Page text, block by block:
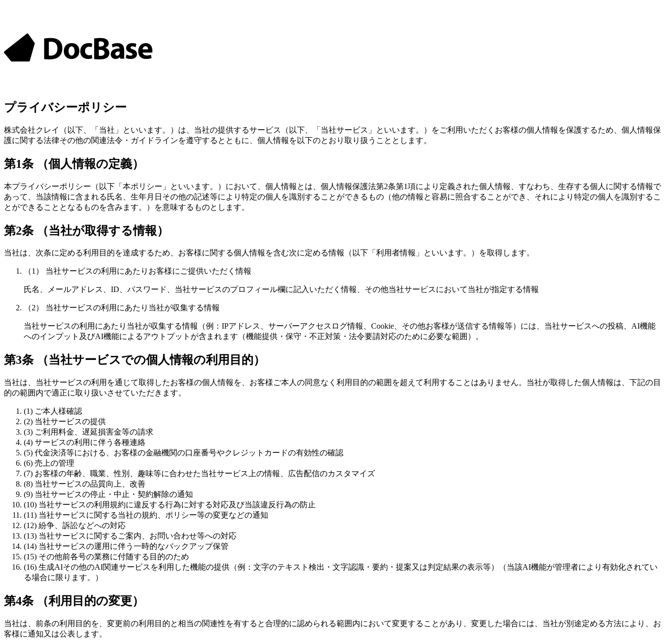
プライバシーポリシー
株式会社クレイ（以下、「当社」といいます。）は、当社の提供するサービス（以下、「当社サービス」といいます。）をご利用いただくお客様の個人情報を保護するため、個人情報保
護に関する法律その他の関連法令・ガイドラインを遵守するとともに、個人情報を以下のとおり取り扱うこととします。
第1条 （個人情報の定義）
本プライバシーポリシー（以下「本ポリシー」といいます。）において、個人情報とは、個人情報保護法第2条第1項により定義された個人情報、すなわち、生存する個人に関する情報で
あって、当該情報に含まれる氏名、生年月日その他の記述等により特定の個人を識別することができるもの（他の情報と容易に照合することができ、それにより特定の個人を識別するこ
とができることとなるものを含みます。）を意味するものとします。
第2条 （当社が取得する情報）
当社は、次条に定める利用目的を達成するため、お客様に関する個人情報を含む次に定める情報（以下「利用者情報」といいます。）を取得します。
（1） 当社サービスの利用にあたりお客様にご提供いただく情報
氏名、メールアドレス、ID、パスワード、当社サービスのプロフィール欄に記入いただく情報、その他当社サービスにおいて当社が指定する情報
（2） 当社サービスの利用にあたり当社が収集する情報
当社サービスの利用にあたり当社が収集する情報（例：IPアドレス、サーバーアクセスログ情報、Cookie、その他お客様が送信する情報等）には、当社サービスへの投稿、AI機能
へのインプット及びAI機能によるアウトプットが含まれます（機能提供・保守・不正対策・法令要請対応のために必要な範囲）。
第3条 （当社サービスでの個人情報の利用目的）
当社は、当社サービスの利用を通じて取得したお客様の個人情報を、お客様ご本人の同意なく利用目的の範囲を超えて利用することはありません。当社が取得した個人情報は、下記の目
的の範囲内で適正に取り扱いさせていただきます。
(1) ご本人様確認
(2) 当社サービスの提供
(3) ご利用料金、遅延損害金等の請求
(4) サービスの利用に伴う各種連絡
(5) 代金決済等における、お客様の金融機関の口座番号やクレジットカードの有効性の確認
(6) 売上の管理
(7) お客様の年齢、職業、性別、趣味等に合わせた当社サービス上の情報、広告配信のカスタマイズ
(8) 当社サービスの品質向上、改善
(9) 当社サービスの停止・中止・契約解除の通知
(10) 当社サービスの利用規約に違反する行為に対する対応及び当該違反行為の防止
(11) 当社サービスに関する当社の規約、ポリシー等の変更などの通知
(12) 紛争、訴訟などへの対応
(13) 当社サービスに関するご案内、お問い合わせ等への対応
(14) 当社サービスの運用に伴う一時的なバックアップ保管
(15) その他前各号の業務に付随する目的のため
(16) 生成AIその他のAI関連サービスを利用した機能の提供（例：文字のテキスト検出・文字認識・要約・提案又は判定結果の表示等）（当該AI機能が管理者により有効化されてい
る場合に限ります。）
第4条 （利用目的の変更）
当社は、前条の利用目的を、変更前の利用目的と相当の関連性を有すると合理的に認められる範囲内において変更することがあり、変更した場合には、当社が別途定める方法により、お
客様に通知又は公表します。